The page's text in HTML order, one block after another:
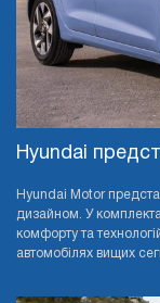
Hyundai
Hyundai Motor
дизайном. У
комфорту та
автомобілях вищих